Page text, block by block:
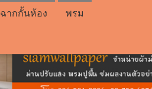
ฉากกั้นห้อง พรม